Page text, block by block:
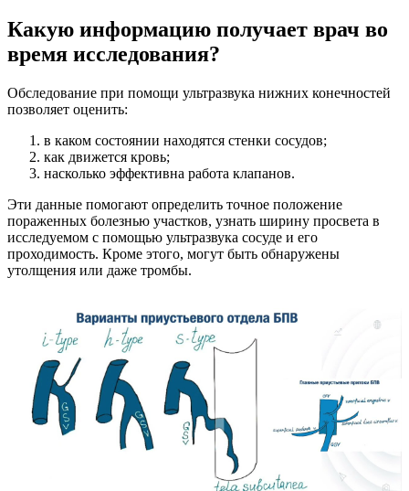
Какую информацию получает врач во
время исследования?
Обследование при помощи ультразвука нижних конечностей
позволяет оценить:
в каком состоянии находятся стенки сосудов;
как движется кровь;
насколько эффективна работа клапанов.
Эти данные помогают определить точное положение
пораженных болезнью участков, узнать ширину просвета в
исследуемом с помощью ультразвука сосуде и его
проходимость. Кроме этого, могут быть обнаружены
утолщения или даже тромбы.